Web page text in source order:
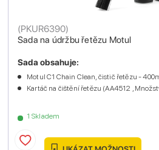
Sada na údržbu řetězu Motul
(PKUR6390)
1 Skladem
Sada obsahuje:
Motul C1 Chain Clean, čistič řetězu -
Kartáč na čištění řetězu (AA4512 ,